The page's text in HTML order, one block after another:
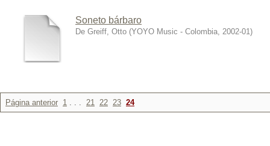
Soneto bárbaro
De Greiff, Otto (YOYO Music - Colombia, 2002-01)
Página anterior 1 . . . 21 22 23 24